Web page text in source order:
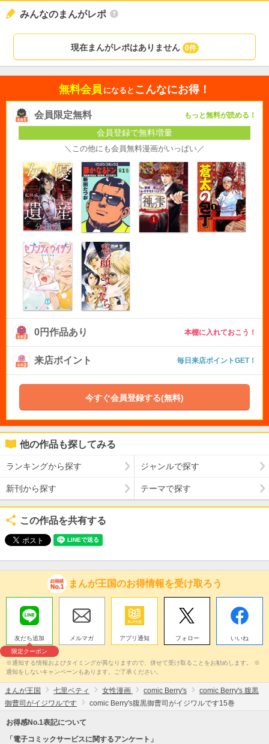
みんなのまんがレポ
現在まんがレポはありません 0件
無料会員 になると こんなにお得！
会員限定無料 もっと無料が読める！
会員登録で無料増量
＼この他にも会員無料漫画がいっぱい／
0円作品あり 本棚に入れておこう！
来店ポイント 毎日来店ポイントGET！
今すぐ会員登録する(無料)
他の作品も探してみる
ランキングから探す ジャンルで探す
新刊から探す テーマで探す
この作品を共有する
まんが王国のお得情報を受け取ろう
友だち追加
限定クーポン
メルマガ アプリ通知 フォロー いいね
※通知する情報およびタイミングが異なりますので、併せて受け取ることをお勧めします。 ※
通知をしないキャンペーンもあります。ご了承ください。
まんが王国 七里ベティ 女性漫画 comic Berry's
comic Berry's 腹黒
御曹司がイジワルです
comic Berry's腹黒御曹司がイジワルです15巻
お得感No.1表記について
「電子コミックサービスに関するアンケート」